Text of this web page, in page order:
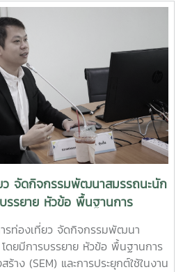
าคม 2569 ณ ห้องประชุมวิภาวดี
ทารา แกรนด์ แอท เซ็นทรัลพลาซา
งานดังกล่าวจัดโดย หน่วยบริหาร
ที่ (บพท. : PMU-A) ภายใต้การ
การวิจัยและนวัตกรรมเพื่อเพิ่มความ
พัฒนาพื้นที่ (รวพ.) เพื่อเป็นเวทีเผย
และต่อยอดผลงานวิจัย เทคโนโลยี
การพัฒนาชุมชน ภายใต้แนวคิด "พลัง
การพัฒนาชุมชนพื้นที่ สร้างนวัตกร
านรากอย่างยั่งยืน" . ผลงานวิจัย
วเรือนและเศรษฐกิจฐานรากด้วย
ภาวะการเพาะเห็ดโคนน้อยในโรง
ติ" ดำเนินโครงการโดย ดร.วุฒิ
าร จากมหาวิทยาลัยแม่โจ้ ร่วมกับ
ละ อาจารย์วัชรพงศ์ โพธา จาก
งคลล้านนา . ?? ผลงานได้รับรางวัล
จัดกิจกรรมพัฒนาสมรรถนะนัก
รรยาย หัวข้อ พื้นฐานการ
รงสร้าง (SEM) และการประยุกต์ใช้
ท่องเที่ยว จัดกิจกรรมพัฒนา
ดยมีการบรรยาย หัวข้อ พื้นฐานการ
ร้าง (SEM) และการประยุกต์ใช้ในงาน